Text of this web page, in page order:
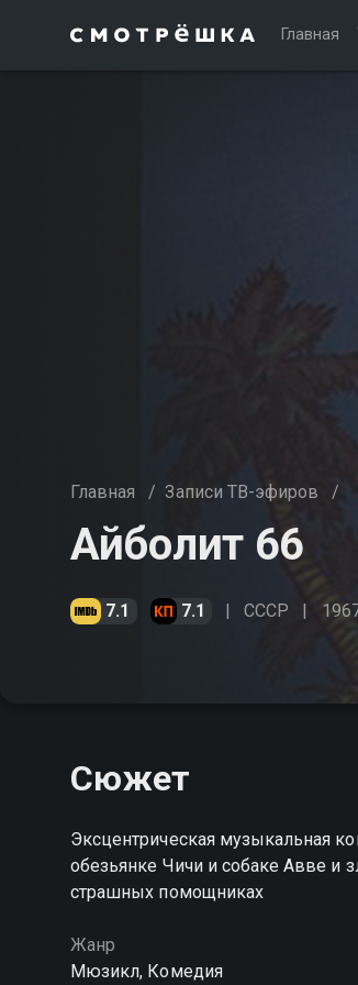
Главная
Главная / Записи ТВ-эфиров /
Айболит 66
7.1 7.1 СССР
Сюжет
Эксцентрическая музыкальная
обезьянке Чичи и собаке Авве и
страшных помощниках
Жанр
Мюзикл, Комедия